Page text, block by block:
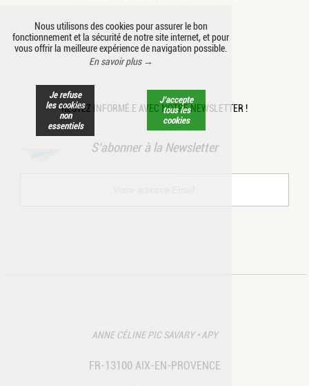
Nous utilisons des cookies pour assurer le bon
fonctionnement et la sécurité de notre site internet, et pour
vous offrir la meilleure expérience de navigation possible.
En savoir plus →
Je refuse
les cookies
non
essentiels
J’accepte
tous les
cookies
RESTEZ INFORMÉ.E AVEC NOTRE NEWSLETTER !
S’abonner à la Newsletter
ANNE CÉLINE PIC SAVARY • APY
FR-13100 AIX-EN-PROVENCE